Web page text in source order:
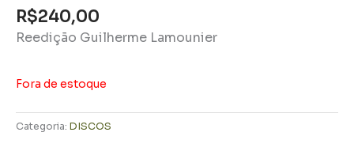
R$240,00
Reedição Guilherme Lamounier
Fora de estoque
Categoria: DISCOS